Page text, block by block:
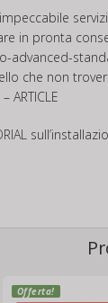
in pronta
che non
ARTICLE
Offerta!